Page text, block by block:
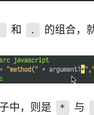
和 . 的组合，
中，则是 * 与